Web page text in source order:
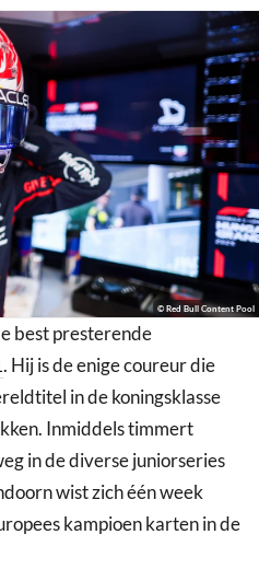
© Red Bull Content Pool
best presterende
. Hij is de enige coureur die
in de koningsklasse
Inmiddels timmert
in de diverse juniorseries
wist zich één week
kampioen karten in de